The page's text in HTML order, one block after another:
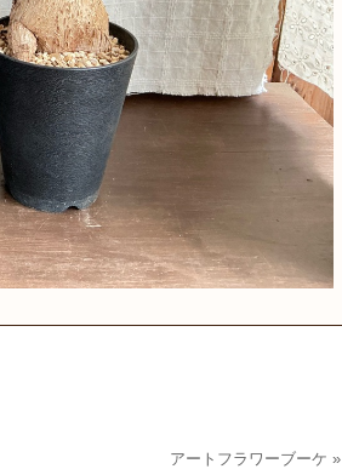
アートフラワーブーケ »